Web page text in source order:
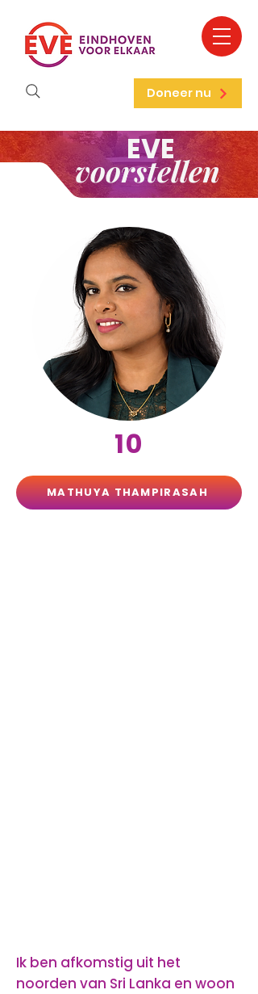
Doneer nu
EVE
voorstellen
10
MATHUYA THAMPIRASAH
Ik ben afkomstig uit het
noorden van Sri Lanka en woon